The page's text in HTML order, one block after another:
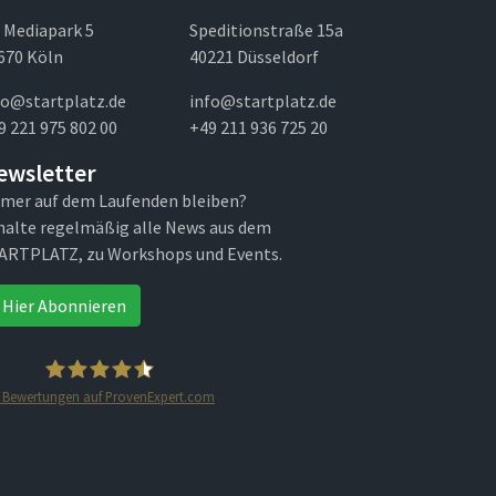
5
Köln
221 975 802 00
Speditionstraße 15a
40221 Düsseldorf
info@startplatz.de
+49 211 936 725 20
auf dem Laufenden bleiben?
regelmäßig alle News aus dem
zu Workshops und Events.
Hier Abonnieren
Bewertungen auf ProvenExpert.com